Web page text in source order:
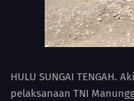
HULU SUNGAI TENGAH.
pelaksanaan TNI